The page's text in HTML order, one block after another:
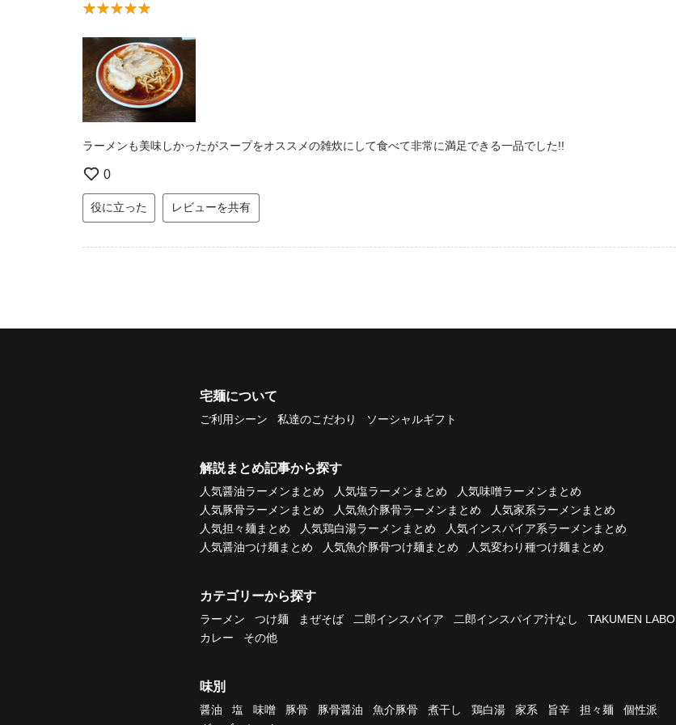
ラーメンも美味しかったがスープをオススメの雑炊にして食べて非常に満足できる一品でした!!
0
役に立った レビューを共有
宅麺について
ご利用シーン 私達のこだわり ソーシャルギフト
解説まとめ記事から探す
人気醤油ラーメンまとめ 人気塩ラーメンまとめ
人気味噌ラーメンまとめ
人気豚骨ラーメンまとめ
人気魚介豚骨ラーメンまとめ
人気家系ラーメンまとめ
人気担々麺まとめ
人気鶏白湯ラーメンまとめ
人気インスパイア系ラーメンまとめ
人気醤油つけ麺まとめ
人気魚介豚骨つけ麺まとめ 人気変わり種つけ麺まとめ
カテゴリーから探す
ラーメン つけ麺 まぜそば 二郎インスパイア 二郎インスパイア汁なし
TAKUMEN LABO
カレー
その他
味別
醤油 塩 味噌 豚骨 豚骨醤油 魚介豚骨 煮干し 鶏白湯 家系 旨辛 担々麺
個性派